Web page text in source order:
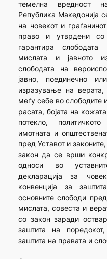
темелна вредност
Република Македонија
на човекот и
право и утврдени со
гарантира
мислата и јавното
слободата на
јавно, поединечно
изразување на
меѓу себе во слободите
расата, бојата на
потекло,
имотната и
пред Уставот и
закон да се врши
односи во
декларација за
конвенција за
основните слободи
мислата, совеста и
со закон заради
заштита на
заштита на правата и